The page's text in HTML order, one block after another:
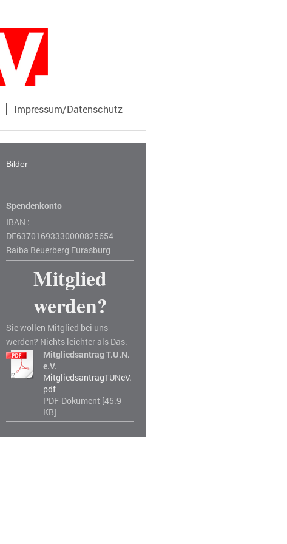
Impressum/Datenschutz
Bilder
Spendenkonto
IBAN :
DE63701693330000825654
Raiba Beuerberg Eurasburg
Mitglied
werden?
Sie wollen Mitglied bei uns
werden? Nichts leichter als Das.
Mitgliedsantrag T.U.N.
e.V.
MitgliedsantragTUNeV.
pdf
PDF-Dokument [45.9
KB]